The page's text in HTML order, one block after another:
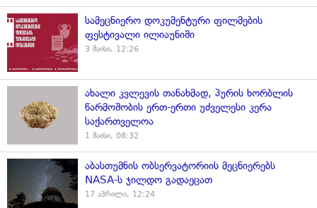
სამეცნიერო დოკუმენტური ფილმების
ფესტივალი ილიაუნიში
3 მაისი, 12:26
ახალი კვლევის თანახმად, პურის ხორბლის
წარმოშობის ერთ-ერთი უძველესი კერა
საქართველოა
1 მაისი, 08:32
აბასთუმნის ობსერვატორიის მეცნიერებს
NASA-ს ჯილდო გადაეცათ
17 აპრილი, 12:24